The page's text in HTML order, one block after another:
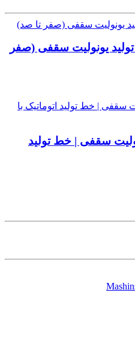
تولید یونولیت سقفی (صفر
سقفی | خط تولید